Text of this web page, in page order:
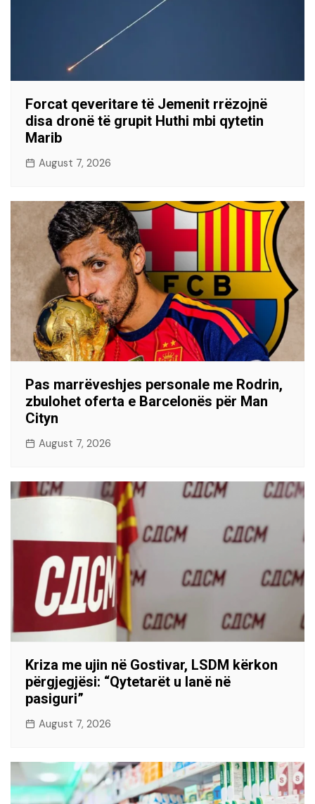
Forcat qeveritare të Jemenit rrëzojnë
disa dronë të grupit Huthi mbi qytetin
Marib
August 7, 2026
Pas marrëveshjes personale me Rodrin,
zbulohet oferta e Barcelonës për Man
Cityn
August 7, 2026
Kriza me ujin në Gostivar, LSDM kërkon
përgjegjësi: “Qytetarët u lanë në
pasiguri”
August 7, 2026